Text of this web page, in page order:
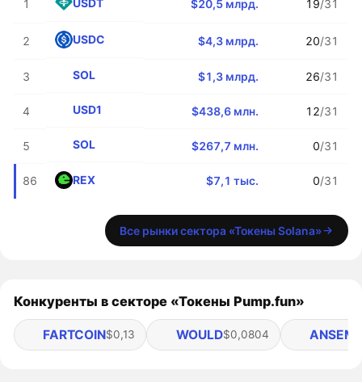
1 USDT $20,5 млрд. 19/31
2 USDC $4,3 млрд. 20/31
3 SOL $1,3 млрд. 26/31
4 USD1 $438,6 млн. 12/31
5 SOL $267,7 млн. 0/31
86 REX $7,1 тыс. 0/31
Все рынки сектора «Токены Solana»
Конкуренты в секторе «Токены Pump.fun»
FARTCOIN$0,13 WOULD$0,0804 ANSEM